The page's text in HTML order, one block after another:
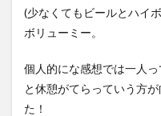
(少なくてもビールとハイ
ボリューミー。
個人的にな感想では一人
と休憩がてらっていう方
た！